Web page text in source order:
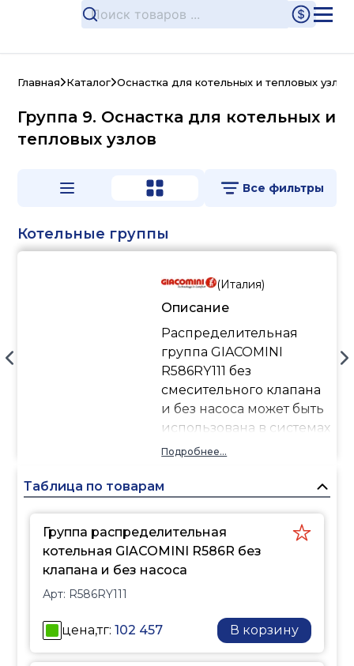
Главная Каталог Оснастка для котельных и тепловых узлов
Группа 9. Оснастка для котельных и
тепловых узлов
Все фильтры
Котельные группы
(Италия)
Описание
Распределительная
группа GIACOMINI
R586RY111 без
смесительного клапана
и без насоса может быть
использована в системах
отопления, охлаждения,
Монтажная длина насоса
резьбовое насоса - G 1½"
ВР.
Присоединение
коллектора - G 1½" НР
или G 1" ВР с фитингами
GIACOMINI R252Y001.
Подробнее...
Таблица по товарам
Группа распределительная
котельная GIACOMINI R586R без
клапана и без насоса
Арт: R586RY111
цена,тг:102 457 В корзину